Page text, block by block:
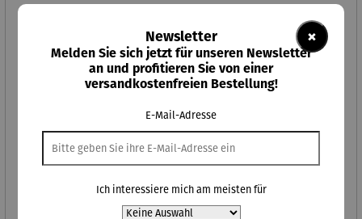
×
Newsletter
Melden Sie sich jetzt für unseren Newsletter
an und profitieren Sie von einer
versandkostenfreien Bestellung!
E-Mail-Adresse
Ich interessiere mich am meisten für